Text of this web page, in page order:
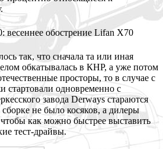
так, что сначала та или иная
обкатывалась в КНР, а уже потом
просторы, то в случае с
стартовали одновременно с
завода Derways стараются
не было косяков, а дилеры
как можно быстрее выставить
тест-драйвы.